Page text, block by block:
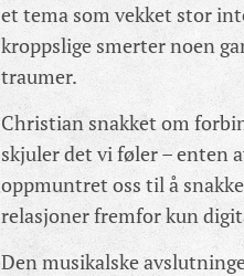
et tema som vekket stor
kroppslige smerter noen
traumer.
Christian snakket om
skjuler det vi føler – enten
oppmuntret oss til å
relasjoner fremfor kun
Den musikalske